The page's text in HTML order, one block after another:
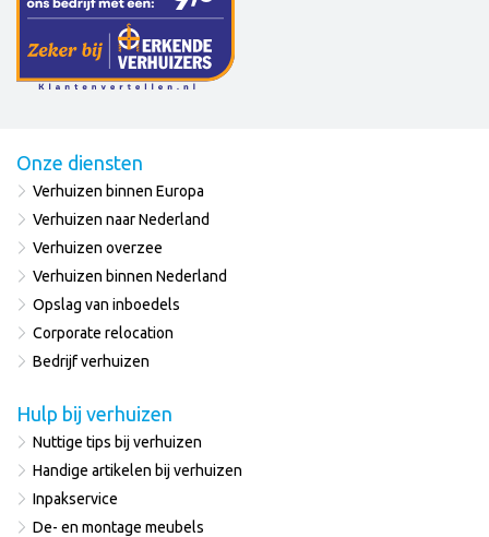
Onze diensten
Verhuizen binnen Europa
Verhuizen naar Nederland
Verhuizen overzee
Verhuizen binnen Nederland
Opslag van inboedels
Corporate relocation
Bedrijf verhuizen
Hulp bij verhuizen
Nuttige tips bij verhuizen
Handige artikelen bij verhuizen
Inpakservice
De- en montage meubels